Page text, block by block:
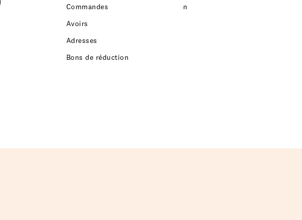
Commandes
Avoirs
Adresses
Bons de réduction
n